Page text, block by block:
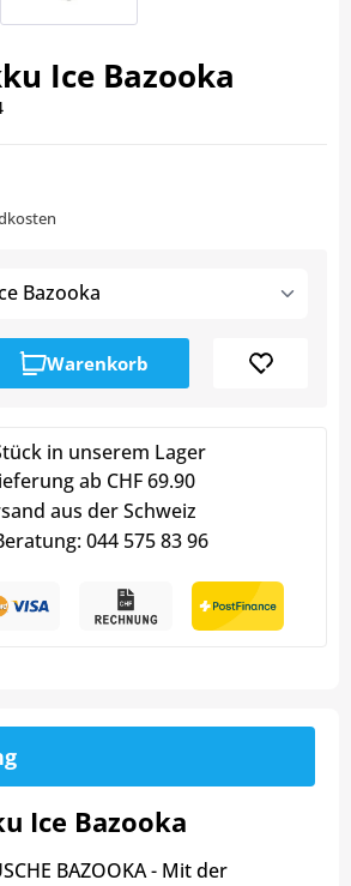
Ice Bazooka
Bazooka
Warenkorb
in unserem Lager
ab CHF 69.90
aus der Schweiz
044 575 83 96
Ice Bazooka
BAZOOKA - Mit der